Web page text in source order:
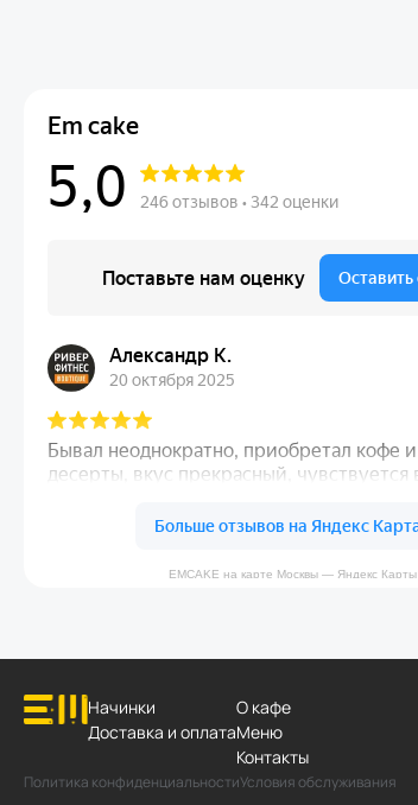
EMCAKE на карте Москвы — Яндекс Карты
Начинки
Доставка и оплата
О кафе
Меню
Контакты
Политика конфиденциальностиУсловия обслуживания